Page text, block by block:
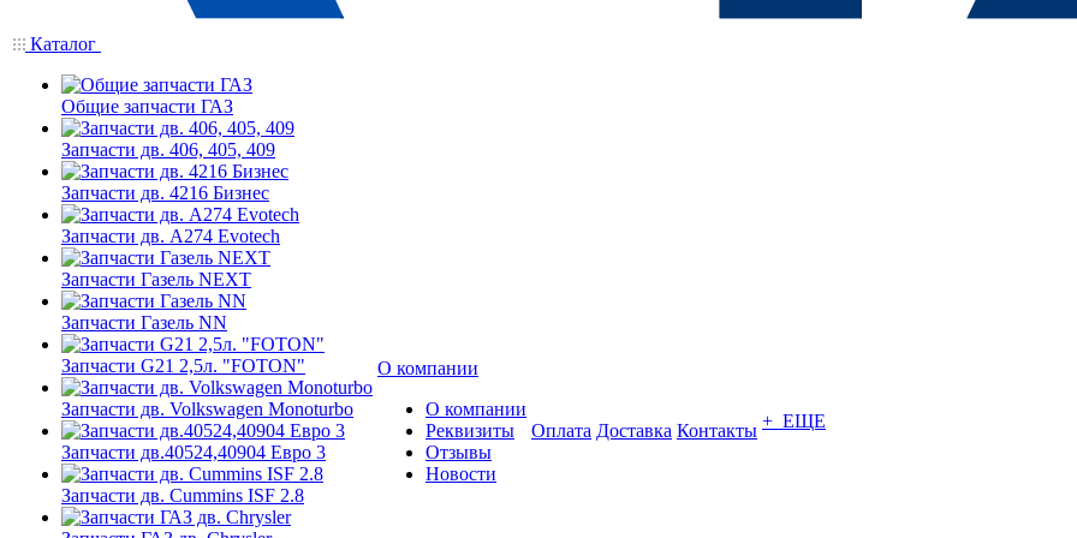
Каталог
Общие запчасти ГАЗ
Запчасти дв. 406, 405, 409
Запчасти дв. 4216 Бизнес
Запчасти дв. A274 Evotech
Запчасти Газель NEXT
Запчасти Газель NN
Запчасти G21 2,5л. "FOTON"
Запчасти дв. Volkswagen Monoturbo
Запчасти дв.40524,40904 Евро 3
Запчасти дв. Cummins ISF 2.8
О компании
О компании
Реквизиты
Отзывы
Новости
Оплата Доставка Контакты + ЕЩЕ